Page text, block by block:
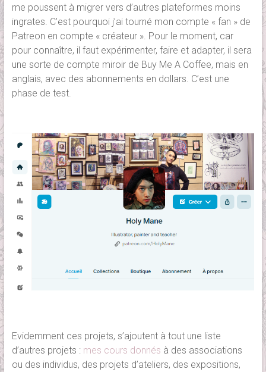
me poussent à migrer vers d’autres plateformes moins
ingrates. C’est pourquoi j’ai tourné mon compte « fan » de
Patreon en compte « créateur ». Pour le moment, car
pour connaître, il faut expérimenter, faire et adapter, il sera
une sorte de compte miroir de Buy Me A Coffee, mais en
anglais, avec des abonnements en dollars. C’est une
phase de test.
Evidemment ces projets, s’ajoutent à tout une liste
d’autres projets : mes cours donnés à des associations
ou des individus, des projets d’ateliers, des expositions,